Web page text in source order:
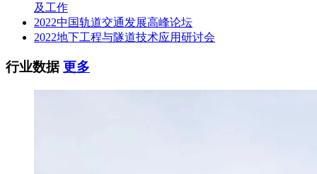
及工作
2022中国轨道交通发展高峰论坛
2022地下工程与隧道技术应用研讨会
行业数据更多